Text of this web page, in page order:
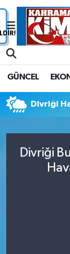
GÜNCEL
Divriği
Divriği
Nöbetçi
Trafik
Süper Lig
Tüm